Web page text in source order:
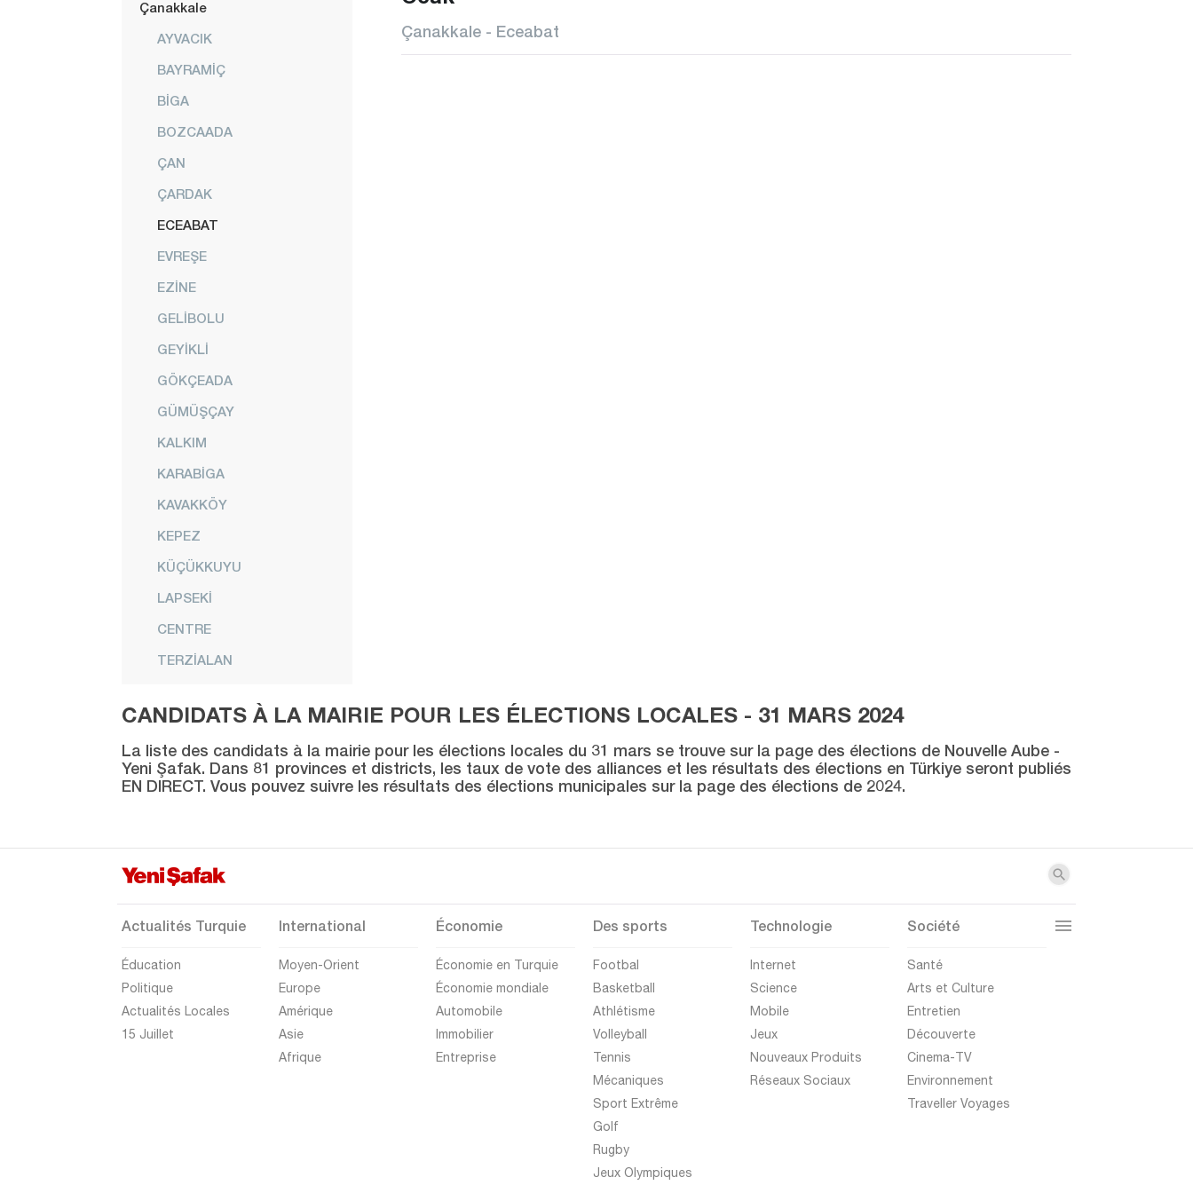
Çanakkale
AYVACIK
BAYRAMİÇ
BİGA
BOZCAADA
ÇAN
ÇARDAK
ECEABAT
EVREŞE
EZİNE
GELİBOLU
GEYİKLİ
GÖKÇEADA
GÜMÜŞÇAY
KALKIM
KARABİGA
KAVAKKÖY
KEPEZ
KÜÇÜKKUYU
LAPSEKİ
CENTRE
TERZİALAN
YENİCE
Çankırı
Çorum
Diyarbakır
Düzce
Edirne
Erzincan
Eskişehir
Çanakkale - Eceabat
CANDIDATS À LA MAIRIE POUR LES ÉLECTIONS LOCALES - 31 MARS 2024
La liste des candidats à la mairie pour les élections locales du 31 mars se trouve sur la page des élections de Nouvelle Aube -
Yeni Şafak. Dans 81 provinces et districts, les taux de vote des alliances et les résultats des élections en Türkiye seront publiés
EN DIRECT. Vous pouvez suivre les résultats des élections municipales sur la page des élections de 2024.
Actualités Turquie
Éducation
Politique
Actualités Locales
15 Juillet
International
Moyen-Orient
Europe
Amérique
Asie
Afrique
Économie
Économie en Turquie
Économie mondiale
Automobile
Immobilier
Entreprise
Des sports
Footbal
Basketball
Athlétisme
Volleyball
Tennis
Mécaniques
Sport Extrême
Golf
Rugby
Jeux Olympiques
Technologie
Internet
Science
Mobile
Jeux
Nouveaux Produits
Réseaux Sociaux
Société
Santé
Arts et Culture
Entretien
Découverte
Cinema-TV
Environnement
Traveller Voyages